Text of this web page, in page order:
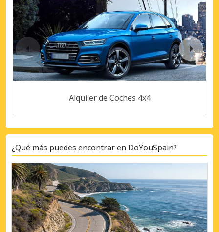
Alquiler de Coches 4x4
¿Qué más puedes encontrar en DoYouSpain?